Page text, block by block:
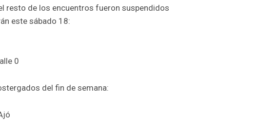
resto de los encuentros fueron suspendidos
este sábado 18:
0
del fin de semana: